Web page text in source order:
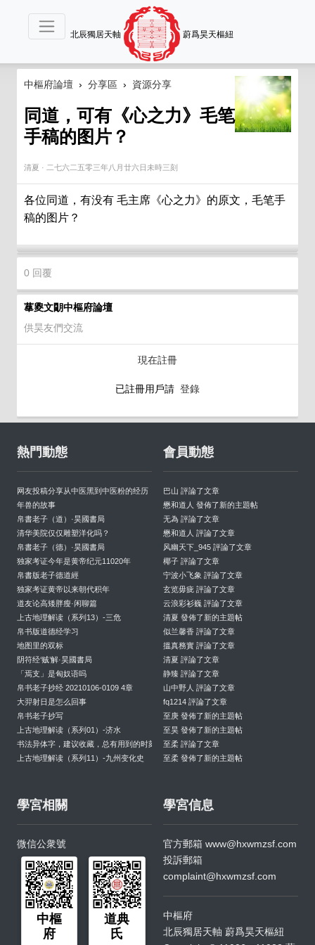
北辰獨居天軸 蔚爲昊天樞紐
中樞府論壇 › 分享區 › 資源分享
同道，可有《心之力》毛笔
手稿的图片？
清夏 · 二七六二五零三年八月廿六日未時三刻
各位同道，有没有 毛主席《心之力》的原文，毛笔手
稿的图片？
0 回覆
蕐夓文朙中樞府論壇
供昊友們交流
現在註冊
已註冊用戶請 登錄
熱門動態
网友投稿分享从中医黑到中医粉的经历
年兽的故事
帛書老子（道）·昊國書局
清华美院仅仅雕塑洋化吗？
帛書老子（德）·昊國書局
独家考证今年是黄帝纪元11020年
帛書版老子德道經
独家考证黄帝以来朝代积年
道友论高矮胖瘦·闲聊篇
上古地理解读（系列13）-三危
帛书版道德经学习
地图里的双标
阴符经‘贼’解·昊國書局
「焉支」是匈奴语吗
帛书老子抄经 20210106-0109 4章
大羿射日是怎么回事
帛书老子抄写
上古地理解读（系列01）-济水
书法异体字，建议收藏，总有用到的时刻
上古地理解读（系列11）-九州变化史
會員動態
巴山 評論了文章
懋和道人 發佈了新的主題帖
无為 評論了文章
懋和道人 評論了文章
风幽天下_945 評論了文章
椰子 評論了文章
宁波小飞象 評論了文章
玄览毋疵 評論了文章
云浪彩衫巍 評論了文章
清夏 發佈了新的主題帖
似兰馨香 評論了文章
搵真務實 評論了文章
清夏 評論了文章
静臻 評論了文章
山中野人 評論了文章
fq1214 評論了文章
至庚 發佈了新的主題帖
至昊 發佈了新的主題帖
至柔 評論了文章
至柔 發佈了新的主題帖
學宮相關
微信公衆號
中樞
府
道典
氏
學宮信息
官方郵箱 www@hxwmzsf.com
投訴郵箱
complaint@hxwmzsf.com
中樞府
北辰獨居天軸 蔚爲昊天樞紐